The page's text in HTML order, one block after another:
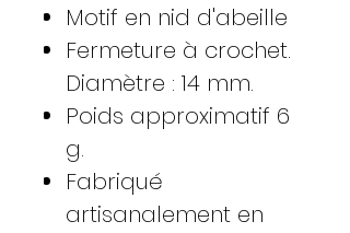
Motif en nid d'abeille
Fermeture à crochet.
Diamètre : 14 mm.
Poids approximatif 6
g.
Fabriqué
artisanalement en